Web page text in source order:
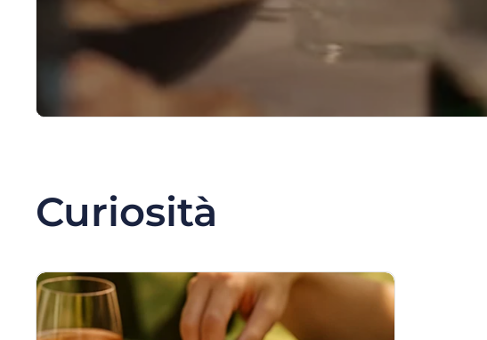
Curiosità